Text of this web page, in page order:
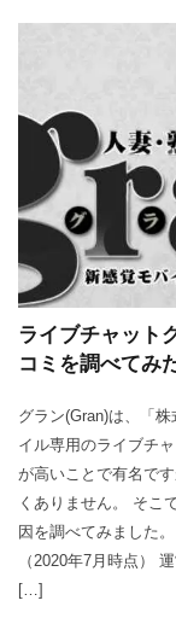
ライブチャット
コミを調べてみ
グラン(Gran)は、「
イル専用のライブチ
が高いことで有名で
くありません。 そこ
因を調べてみました
（2020年7月時点）
[…]